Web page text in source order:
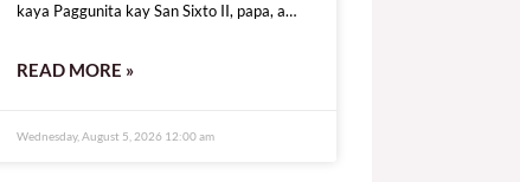
kaya Paggunita kay San Sixto II, papa, at
READ MORE »
Wednesday, August 5, 2026 12:00 am